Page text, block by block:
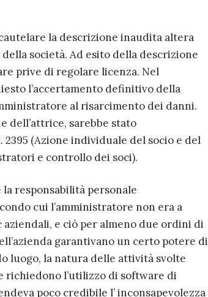
la descrizione inaudita altera
società. Ad esito della descrizione
prive di regolare licenza. Nel
l’accertamento definitivo della
al risarcimento dei danni.
dell’attrice, sarebbe stato
(Azione individuale del socio e del
e controllo dei soci).
responsabilità personale
cui l’amministratore non era a
e ciò per almeno due ordini di
garantivano un certo potere di
luogo, la natura delle attività svolte
richiedono l’utilizzo di software di
poco credibile l’ inconsapevolezza